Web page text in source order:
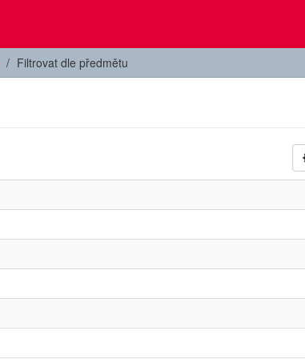
Filtrovat dle předmětu